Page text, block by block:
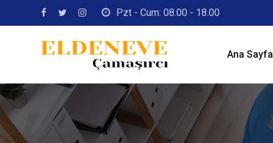
Pzt - Cum: 08.00 - 18.00
Ana Sayfa